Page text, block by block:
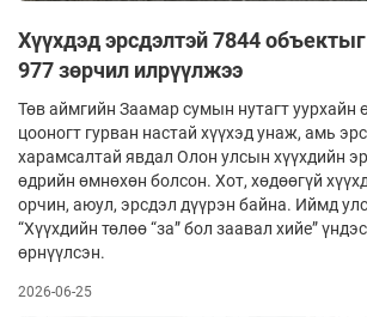
Хүүхдэд эрсдэлтэй 7844
977 зөрчил илрүүлжээ
Төв аймгийн Заамар сумын нутагт уурхайн
цооногт гурван настай хүүхэд унаж, амь
харамсалтай явдал Олон улсын хүүхдийн
өдрийн өмнөхөн болсон. Хот, хөдөөгүй
орчин, аюул, эрсдэл дүүрэн байна. Иймд
“Хүүхдийн төлөө “за” бол заавал хийе”
өрнүүлсэн.
2026-06-25